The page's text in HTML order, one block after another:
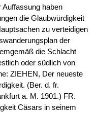
Auffassung haben
die Glaubwürdigkeit
zu verteidigen
der
die Schlacht
oder südlich von
ZIEHEN, Der neueste
(Ber. d. fr.
a. M. 1901.) FR.
Cäsars in seinem